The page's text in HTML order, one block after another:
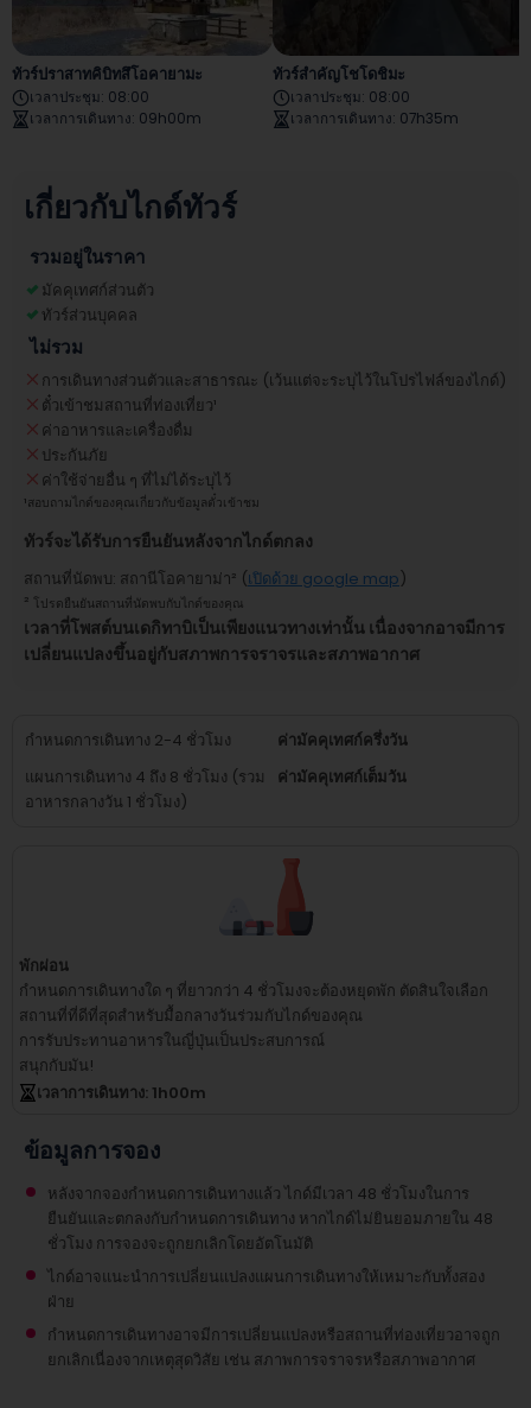
ทัวร์ปราสาทคิบิทสึโอคายามะ
เวลาประชุม: 08:00
เวลาการเดินทาง: 09h00m
ทัวร์สำคัญโชโดชิมะ
เวลาประชุม: 08:00
เวลาการเดินทาง: 07h35m
เกี่ยวกับไกด์ทัวร์
รวมอยู่ในราคา
มัคคุเทศก์ส่วนตัว
ทัวร์ส่วนบุคคล
ไม่รวม
การเดินทางส่วนตัวและสาธารณะ (เว้นแต่จะระบุไว้ในโปรไฟล์ของไกด์)
ตั๋วเข้าชมสถานที่ท่องเที่ยว¹
ค่าอาหารและเครื่องดื่ม
ประกันภัย
ค่าใช้จ่ายอื่น ๆ ที่ไม่ได้ระบุไว้
¹สอบถามไกด์ของคุณเกี่ยวกับข้อมูลตั๋วเข้าชม
ทัวร์จะได้รับการยืนยันหลังจากไกด์ตกลง
สถานที่นัดพบ: สถานีโอคายาม่า² (เปิดด้วย google map)
² โปรดยืนยันสถานที่นัดพบกับไกด์ของคุณ
เวลาที่โพสต์บนเดกิทาบิเป็นเพียงแนวทางเท่านั้น เนื่องจากอาจมีการ
เปลี่ยนแปลงขึ้นอยู่กับสภาพการจราจรและสภาพอากาศ
กำหนดการเดินทาง 2-4 ชั่วโมง
ค่ามัคคุเทศก์ครึ่งวัน
แผนการเดินทาง 4 ถึง 8 ชั่วโมง (รวม
อาหารกลางวัน 1 ชั่วโมง)
ค่ามัคคุเทศก์เต็มวัน
พักผ่อน
กำหนดการเดินทางใด ๆ ที่ยาวกว่า 4 ชั่วโมงจะต้องหยุดพัก ตัดสินใจเลือก
สถานที่ที่ดีที่สุดสำหรับมื้อกลางวันร่วมกับไกด์ของคุณ
การรับประทานอาหารในญี่ปุ่นเป็นประสบการณ์
สนุกกับมัน!
เวลาการเดินทาง: 1h00m
ข้อมูลการจอง
หลังจากจองกำหนดการเดินทางแล้ว ไกด์มีเวลา 48 ชั่วโมงในการ
ยืนยันและตกลงกับกำหนดการเดินทาง หากไกด์ไม่ยินยอมภายใน 48
ชั่วโมง การจองจะถูกยกเลิกโดยอัตโนมัติ
ไกด์อาจแนะนำการเปลี่ยนแปลงแผนการเดินทางให้เหมาะกับทั้งสอง
ฝ่าย
กำหนดการเดินทางอาจมีการเปลี่ยนแปลงหรือสถานที่ท่องเที่ยวอาจถูก
ยกเลิกเนื่องจากเหตุสุดวิสัย เช่น สภาพการจราจรหรือสภาพอากาศ